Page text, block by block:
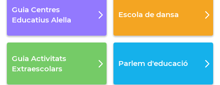
Guia Centres
Educatius Alella
Escola de dansa
Guia Activitats
Extraescolars
Parlem d'educació